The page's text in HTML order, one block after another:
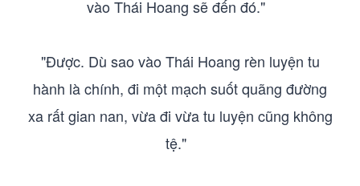
vào Thái Hoang sẽ đến đó."
"Được. Dù sao vào Thái Hoang rèn luyện tu
hành là chính, đi một mạch suốt quãng đường
xa rất gian nan, vừa đi vừa tu luyện cũng không
tệ."